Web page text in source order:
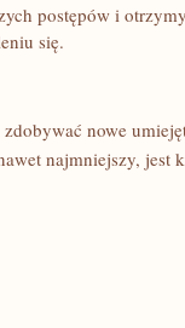
postępów⁣ i
się.
nowe
najmniejszy, jest